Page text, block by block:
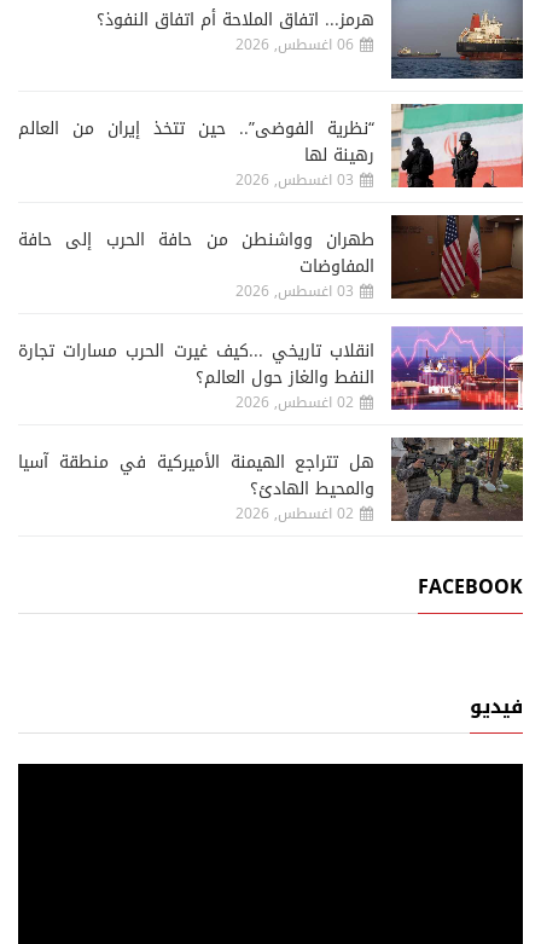
هرمز... اتفاق الملاحة أم اتفاق النفوذ؟
06 اغسطس, 2026
“نظرية الفوضى”.. حين تتخذ إيران من العالم
رهينة لها
03 اغسطس, 2026
طهران وواشنطن من حافة الحرب إلى حافة
المفاوضات
03 اغسطس, 2026
انقلاب تاريخي ...كيف غيرت الحرب مسارات تجارة
النفط والغاز حول العالم؟
02 اغسطس, 2026
هل تتراجع الهيمنة الأميركية في منطقة آسيا
والمحيط الهادئ؟
02 اغسطس, 2026
FACEBOOK
فيديو